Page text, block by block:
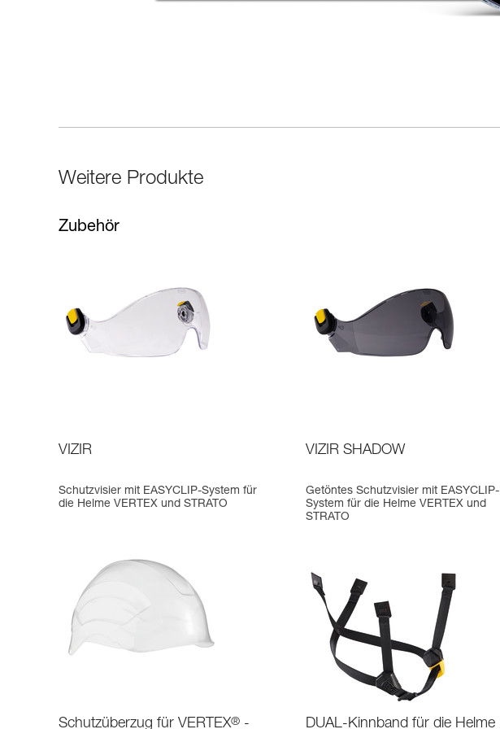
Weitere Produkte
Zubehör
VIZIR
Schutzvisier mit EASYCLIP-System für
die Helme VERTEX und STRATO
VIZIR SHADOW
Getöntes Schutzvisier mit EASYCLIP-
System für die Helme VERTEX und
STRATO
Schutzüberzug für VERTEX® - DUAL-Kinnband für die Helme